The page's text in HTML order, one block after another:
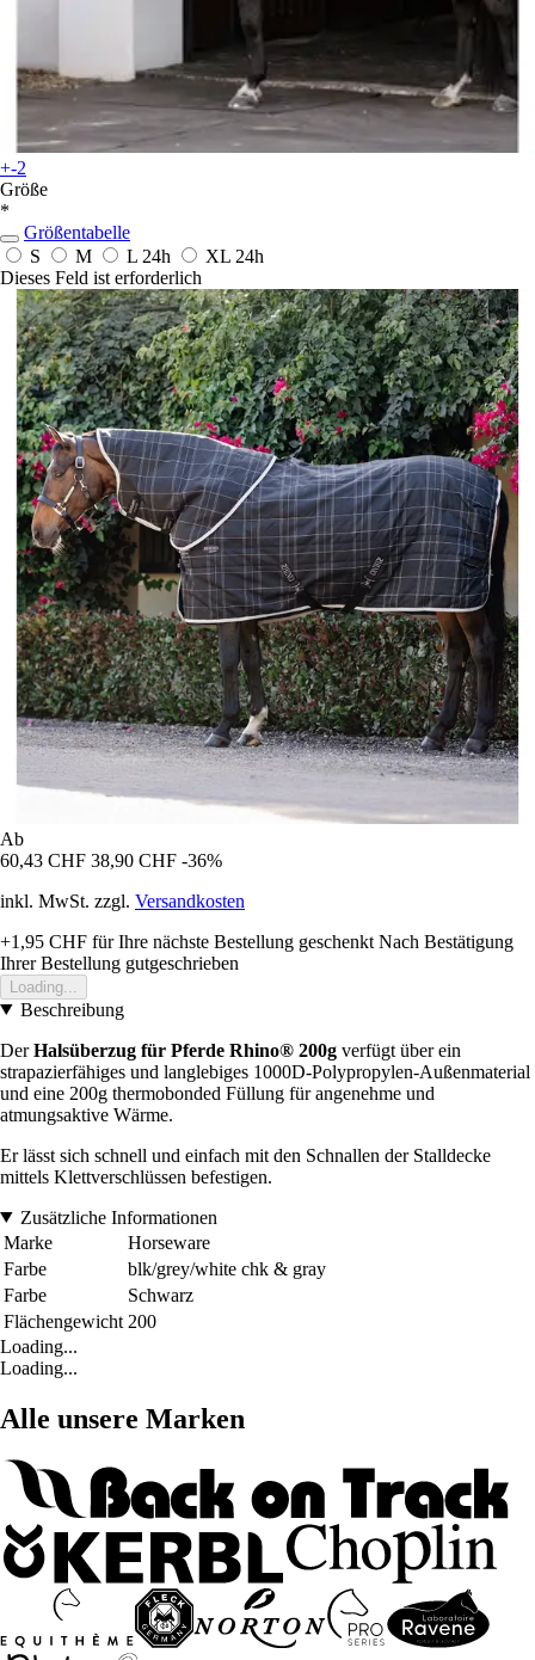
+-2
Größe
*
Größentabelle
S
M L 24h XL 24h
Dieses Feld ist erforderlich
Ab
60,43 CHF 38,90 CHF -36%
inkl. MwSt. zzgl. Versandkosten
+1,95 CHF für Ihre nächste Bestellung geschenkt Nach Bestätigung
Ihrer Bestellung gutgeschrieben
Loading...
Beschreibung
DerHalsüberzug für Pferde Rhino® 200g verfügt über ein
strapazierfähiges und langlebiges 1000D-Polypropylen-Außenmaterial
und eine 200g thermobonded Füllung für angenehme und
atmungsaktive Wärme.
Er lässt sich schnell und einfach mit den Schnallen der Stalldecke
mittels Klettverschlüssen befestigen.
Zusätzliche Informationen
Marke
Horseware
Farbe
blk/grey/white chk & gray
Farbe
Schwarz
Flächengewicht 200
Loading...
Loading...
Alle unsere Marken